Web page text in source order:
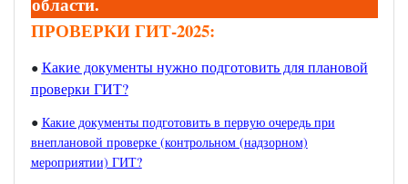
ПРОВЕРКИ ГИТ-2025:
●Какие документы нужно подготовить для плановой
проверки ГИТ?
● Какие документы подготовить в первую очередь при
внеплановой проверке (контрольном (надзорном)
мероприятии) ГИТ?